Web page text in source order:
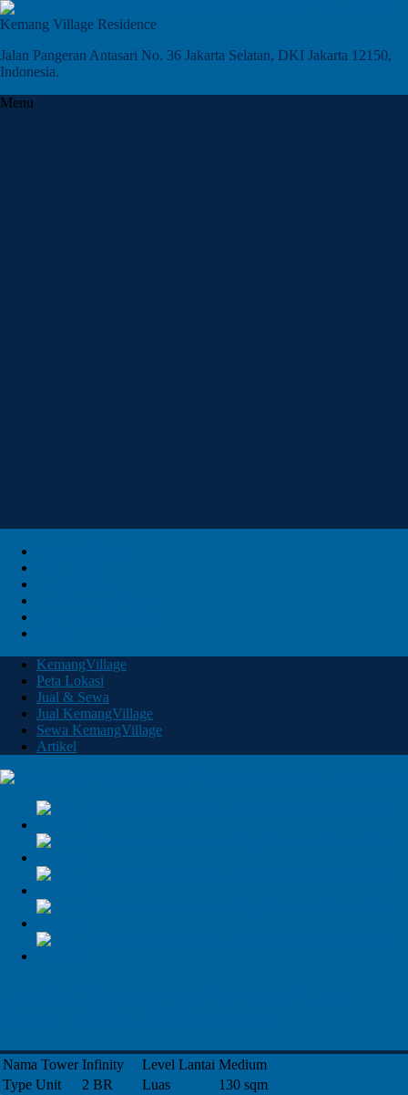
Kemang Village Residence
Jalan Pangeran Antasari No. 36 Jakarta Selatan, DKI Jakarta 12150,
Indonesia.
Menu
KemangVillage
Peta Lokasi
Jual & Sewa
Jual KemangVillage
Sewa KemangVillage
Artikel
Nama Tower Infinity Level Lantai Medium
Type Unit
2 BR Luas
130 sqm